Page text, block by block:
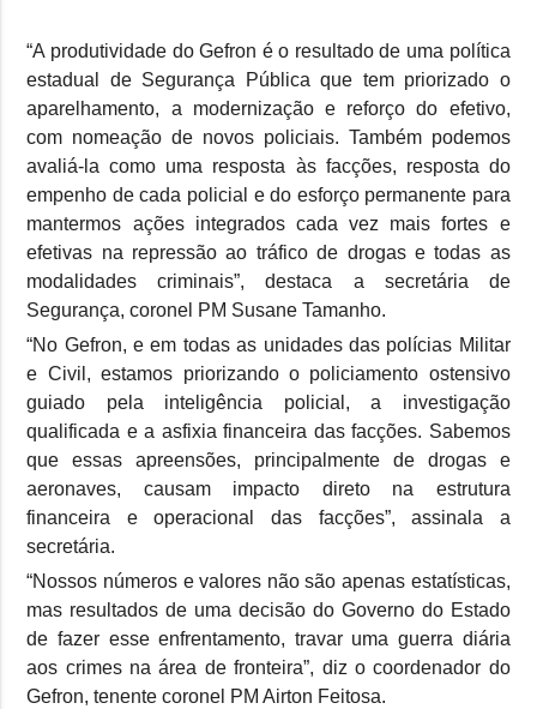
“A produtividade do Gefron é o resultado de uma política
estadual de Segurança Pública que tem priorizado o
aparelhamento, a modernização e reforço do efetivo,
com nomeação de novos policiais. Também podemos
avaliá-la como uma resposta às facções, resposta do
empenho de cada policial e do esforço permanente para
mantermos ações integrados cada vez mais fortes e
efetivas na repressão ao tráfico de drogas e todas as
modalidades criminais”, destaca a secretária de
Segurança, coronel PM Susane Tamanho.
“No Gefron, e em todas as unidades das polícias Militar
e Civil, estamos priorizando o policiamento ostensivo
guiado pela inteligência policial, a investigação
qualificada e a asfixia financeira das facções. Sabemos
que essas apreensões, principalmente de drogas e
aeronaves, causam impacto direto na estrutura
financeira e operacional das facções”, assinala a
secretária.
“Nossos números e valores não são apenas estatísticas,
mas resultados de uma decisão do Governo do Estado
de fazer esse enfrentamento, travar uma guerra diária
aos crimes na área de fronteira”, diz o coordenador do
Gefron, tenente coronel PM Airton Feitosa.